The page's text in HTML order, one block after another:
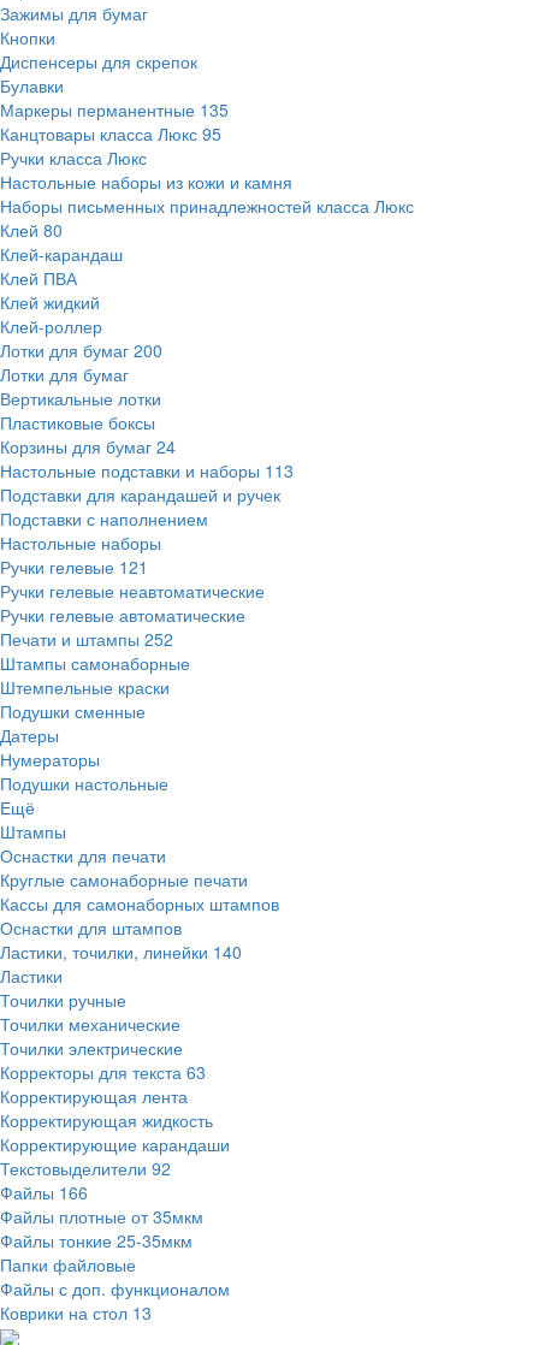
Зажимы для бумаг
Кнопки
Диспенсеры для скрепок
Булавки
Маркеры перманентные 135
Канцтовары класса Люкс 95
Ручки класса Люкс
Настольные наборы из кожи и камня
Наборы письменных принадлежностей класса Люкс
Клей 80
Клей-карандаш
Клей ПВА
Клей жидкий
Клей-роллер
Лотки для бумаг 200
Лотки для бумаг
Вертикальные лотки
Пластиковые боксы
Корзины для бумаг 24
Настольные подставки и наборы 113
Подставки для карандашей и ручек
Подставки с наполнением
Настольные наборы
Ручки гелевые 121
Ручки гелевые неавтоматические
Ручки гелевые автоматические
Печати и штампы 252
Штампы самонаборные
Штемпельные краски
Подушки сменные
Датеры
Нумераторы
Подушки настольные
Ещё
Штампы
Оснастки для печати
Круглые самонаборные печати
Кассы для самонаборных штампов
Оснастки для штампов
Ластики, точилки, линейки 140
Ластики
Точилки ручные
Точилки механические
Точилки электрические
Корректоры для текста 63
Корректирующая лента
Корректирующая жидкость
Корректирующие карандаши
Текстовыделители 92
Файлы 166
Файлы плотные от 35мкм
Файлы тонкие 25-35мкм
Папки файловые
Файлы с доп. функционалом
Коврики на стол 13